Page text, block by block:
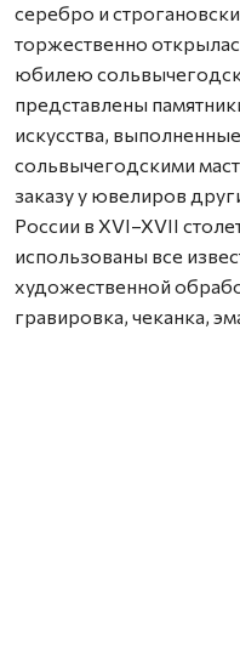
серебро и
торжественно
юбилею
представлены
искусства,
сольвычегодскими
заказу у ювелиров
России в XVI–XVII
использованы все
художественной
гравировка, чеканка,